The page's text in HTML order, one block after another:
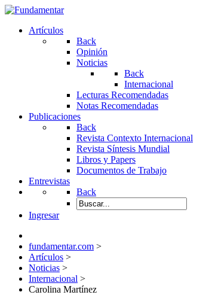
Artículos
Back
Opinión
Noticias
Back
Internacional
Lecturas Recomendadas
Notas Recomendadas
Publicaciones
Back
Revista Contexto Internacional
Revista Síntesis Mundial
Libros y Papers
Documentos de Trabajo
Entrevistas
Back
Ingresar
fundamentar.com >
Artículos >
Noticias >
Internacional >
Carolina Martínez